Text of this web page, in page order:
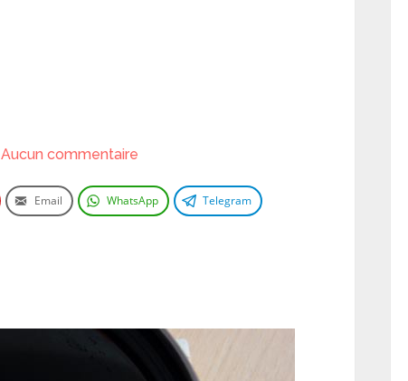
Aucun commentaire
Email WhatsApp Telegram